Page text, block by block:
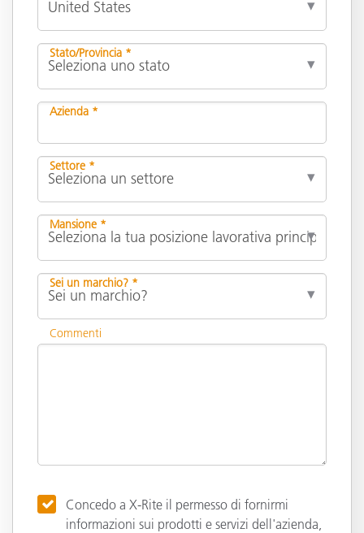
Stato/Provincia *
Azienda *
Settore *
Mansione *
Sei un marchio? *
Commenti
Concedo a X-Rite il permesso di fornirmi
informazioni sui prodotti e servizi dell'azienda,